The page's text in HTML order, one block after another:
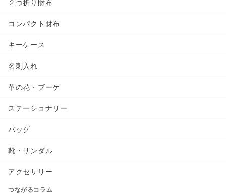
２つ折り財布
コンパクト財布
キーケース
名刺入れ
革の花・ブーケ
ステーショナリー
バッグ
靴・サンダル
アクセサリー
つながるコラム